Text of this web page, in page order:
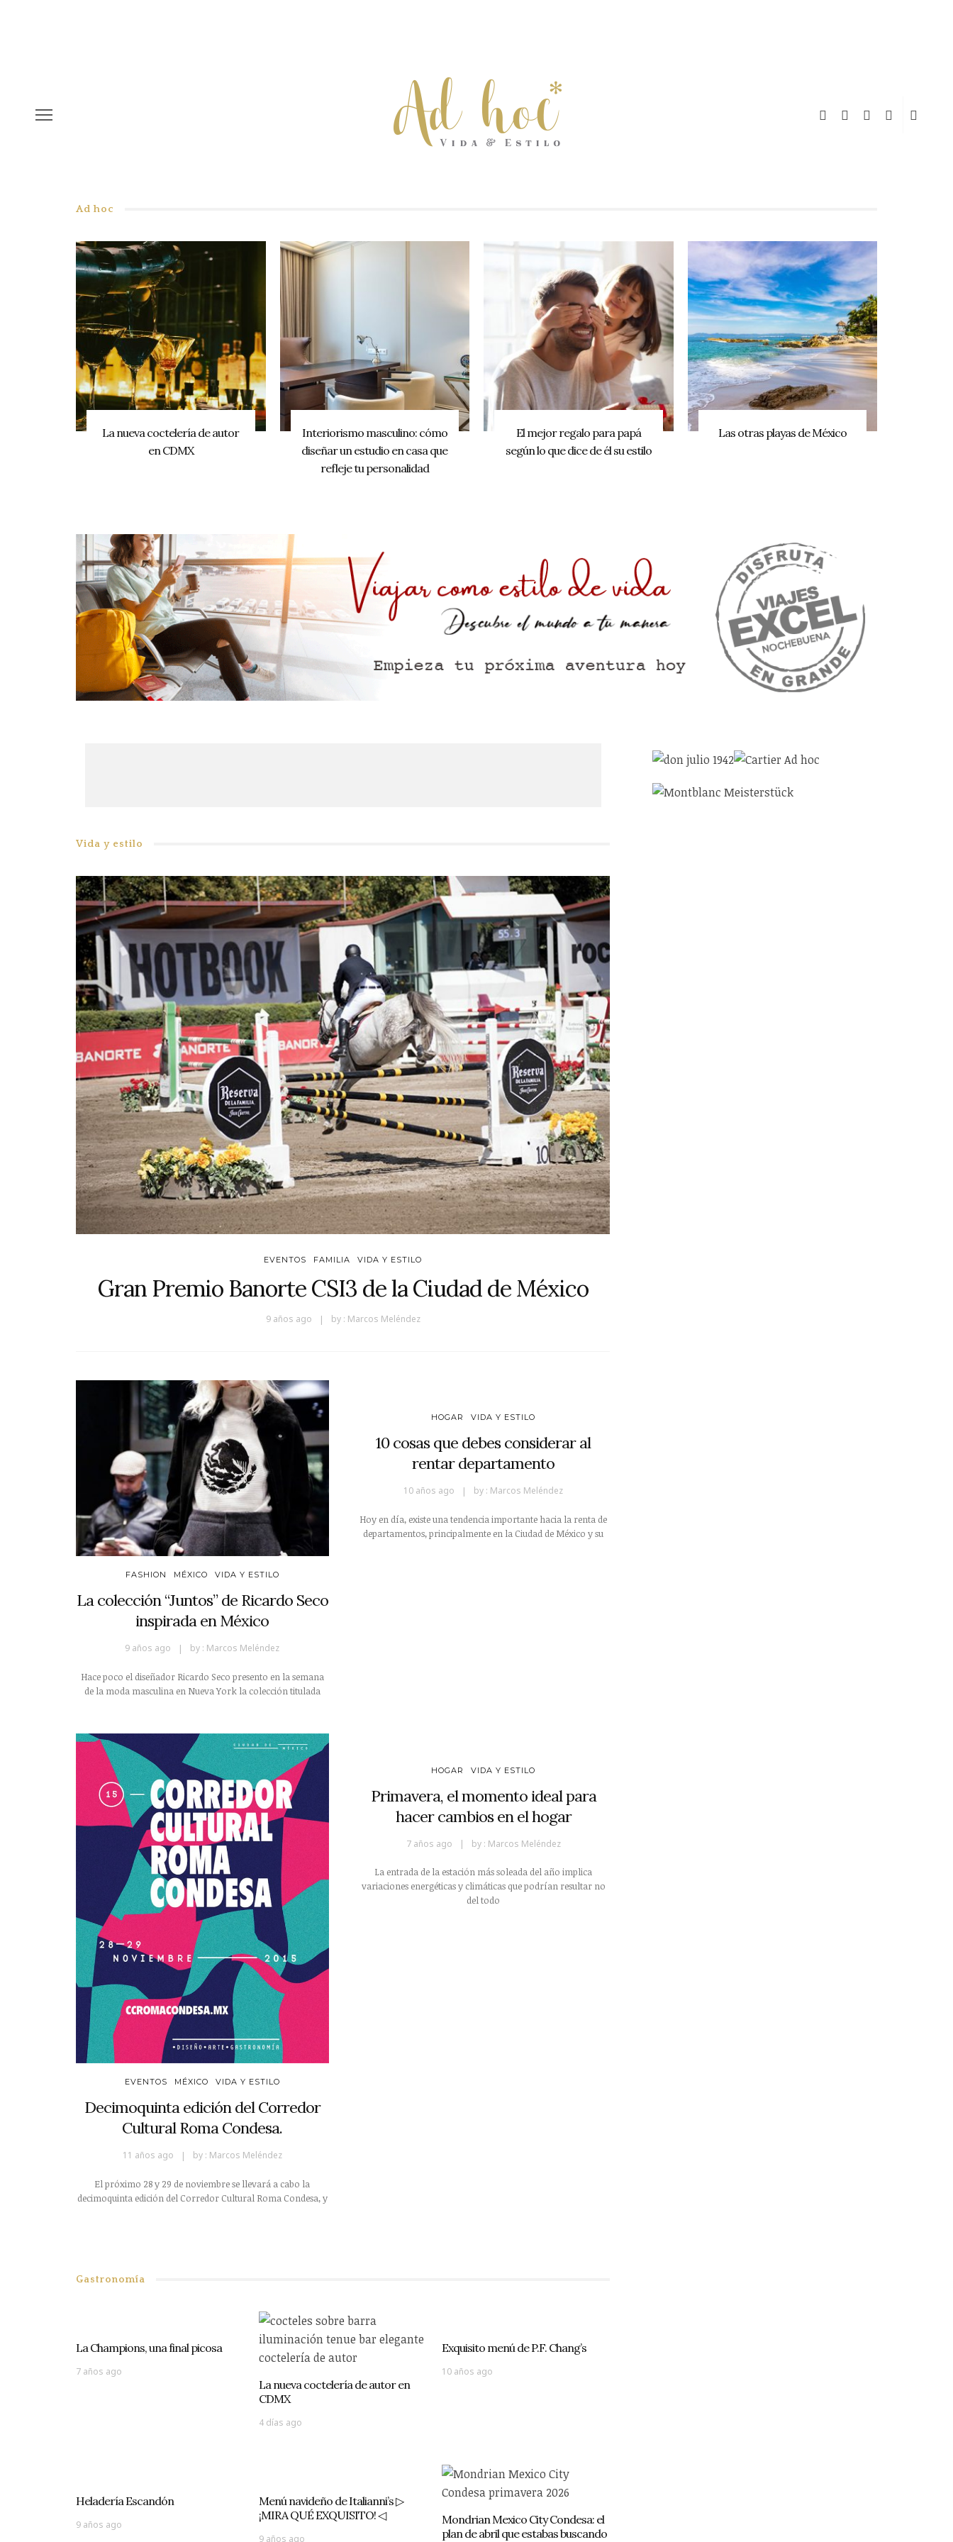
Ad hoc
La nueva coctelería de autor
en CDMX
Interiorismo masculino: cómo
diseñar un estudio en casa que
refleje tu personalidad
El mejor regalo para papá
según lo que dice de él su estilo
Las otras playas de México
Vida y estilo
EVENTOS FAMILIA VIDA Y ESTILO
Gran Premio Banorte CSI3 de la Ciudad de México
9 años ago by : Marcos Meléndez
FASHION MÉXICO VIDA Y ESTILO
La colección “Juntos” de Ricardo Seco
inspirada en México
9 años ago by : Marcos Meléndez
Hace poco el diseñador Ricardo Seco presento en la semana
de la moda masculina en Nueva York la colección titulada
HOGAR VIDA Y ESTILO
10 cosas que debes considerar al
rentar departamento
10 años ago by : Marcos Meléndez
Hoy en día, existe una tendencia importante hacia la renta de
departamentos, principalmente en la Ciudad de México y su
EVENTOS MÉXICO VIDA Y ESTILO
Decimoquinta edición del Corredor
Cultural Roma Condesa.
11 años ago by : Marcos Meléndez
El próximo 28 y 29 de noviembre se llevará a cabo la
decimoquinta edición del Corredor Cultural Roma Condesa, y
HOGAR VIDA Y ESTILO
Primavera, el momento ideal para
hacer cambios en el hogar
7 años ago by : Marcos Meléndez
La entrada de la estación más soleada del año implica
variaciones energéticas y climáticas que podrían resultar no
del todo
Gastronomía
La Champions, una final picosa
7 años ago
La nueva coctelería de autor en
CDMX
4 días ago
Exquisito menú de P.F. Chang’s
10 años ago
Heladería Escandón
9 años ago
Menú navideño de Italianni’s ▷
¡MIRA QUÉ EXQUISITO! ◁
9 años ago
Mondrian Mexico City Condesa: el
plan de abril que estabas buscando